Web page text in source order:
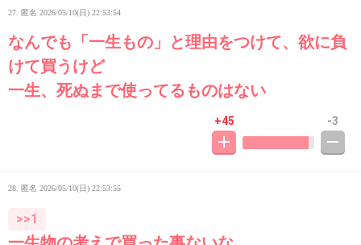
27. 匿名 2026/05/10(日) 22:53:54
なんでも「一生もの」と理由をつけて、欲に負
けて買うけど
一生、死ぬまで使ってるものはない
+45 -3
28. 匿名 2026/05/10(日) 22:53:55
>>1